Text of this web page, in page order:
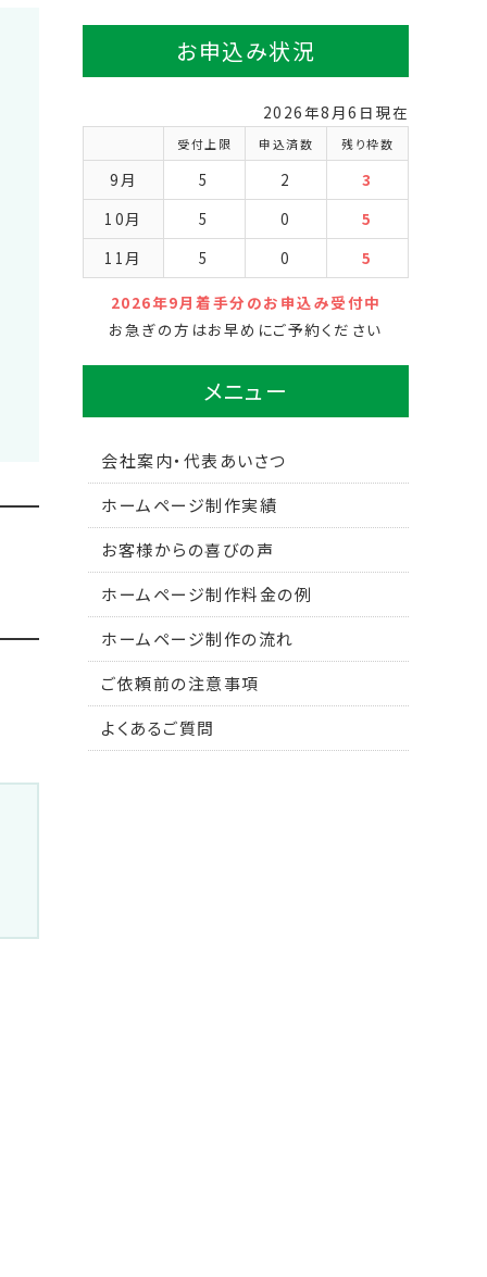
お申込み状況
2026年8月6日現在
受付上限 申込済数 残り枠数
9月 5 2
3
10月
5 0
5
11月
5 0 5
2026年9月着手分のお申込み受付中
お急ぎの方はお早めにご予約ください
メニュー
会社案内・代表あいさつ
ホームページ制作実績
お客様からの喜びの声
ホームページ制作料金の例
ホームページ制作の流れ
ご依頼前の注意事項
よくあるご質問